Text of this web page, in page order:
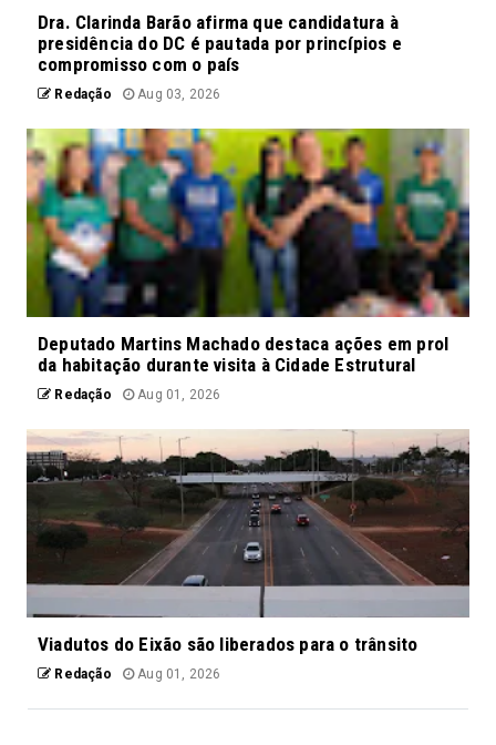
Dra. Clarinda Barão afirma que candidatura à
presidência do DC é pautada por princípios e
compromisso com o país
Redação Aug 03, 2026
Deputado Martins Machado destaca ações em prol
da habitação durante visita à Cidade Estrutural
Redação Aug 01, 2026
Viadutos do Eixão são liberados para o trânsito
Redação Aug 01, 2026